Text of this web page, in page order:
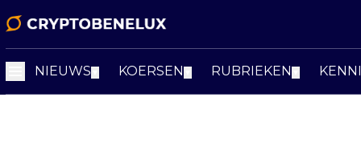
NIEUWS KOERSEN RUBRIEKEN